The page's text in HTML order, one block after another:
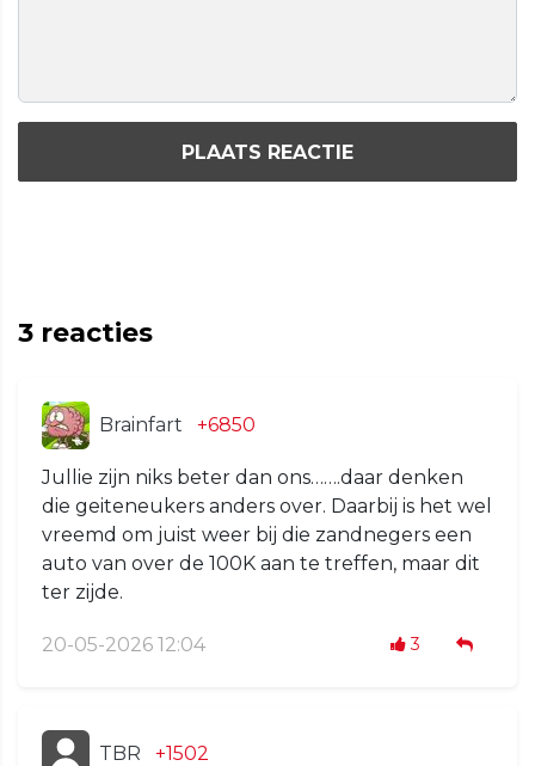
PLAATS REACTIE
3 reacties
Brainfart +6850
Jullie zijn niks beter dan ons…….daar denken
die geiteneukers anders over. Daarbij is het wel
vreemd om juist weer bij die zandnegers een
auto van over de 100K aan te treffen, maar dit
ter zijde.
20-05-2026 12:04 3
TBR +1502